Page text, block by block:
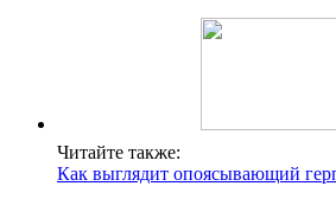
Читайте также:
Как выглядит опоясывающий